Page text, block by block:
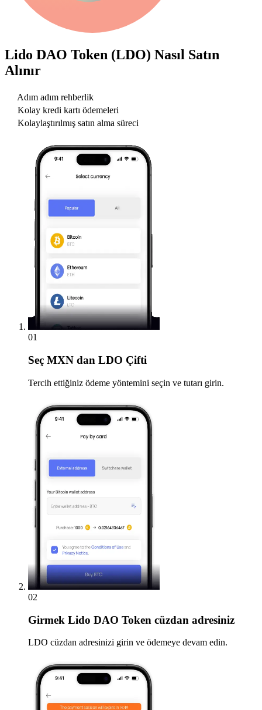
Lido DAO Token (LDO) Nasıl Satın
Alınır
Adım adım rehberlik
Kolay kredi kartı ödemeleri
Kolaylaştırılmış satın alma süreci
01
Seç MXN dan LDO Çifti
Tercih ettiğiniz ödeme yöntemini seçin ve tutarı girin.
02
Girmek Lido DAO Token cüzdan adresiniz
LDO cüzdan adresinizi girin ve ödemeye devam edin.